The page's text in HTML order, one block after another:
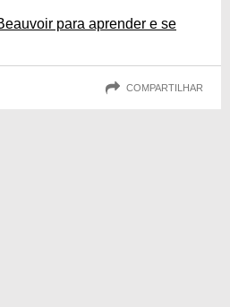
para aprender e se
COMPARTILHAR